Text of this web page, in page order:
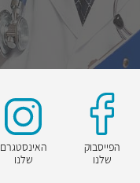
הפייסבוק
שלנו
האינסטגרם
שלנו